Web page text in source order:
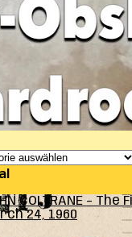
COLTRANE – The
24, 1960